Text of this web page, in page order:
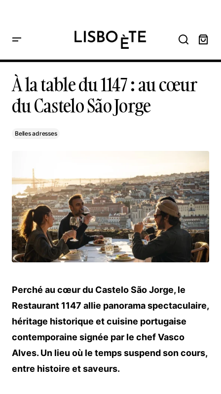
Home À la table du 1147 : au cœur du Castelo São Jorge
À la table du 1147 : au cœur
du Castelo São Jorge
Belles adresses
Perché au cœur du Castelo São Jorge, le
Restaurant 1147 allie panorama spectaculaire,
héritage historique et cuisine portugaise
contemporaine signée par le chef Vasco
Alves. Un lieu où le temps suspend son cours,
entre histoire et saveurs.